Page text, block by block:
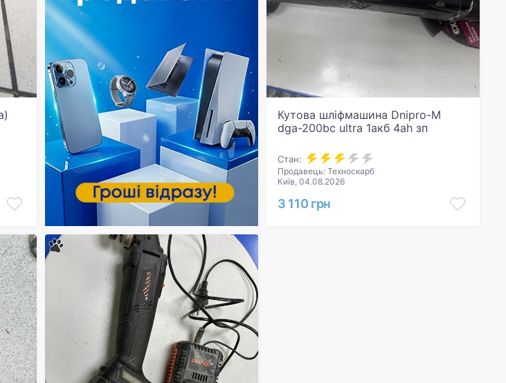
Кутова шліфмашина Dnipro-M
dga-200bc ultra 1акб 4ah зп
Стан:
Продавець: Техноскарб
Київ, 04.08.2026
3 110 грн